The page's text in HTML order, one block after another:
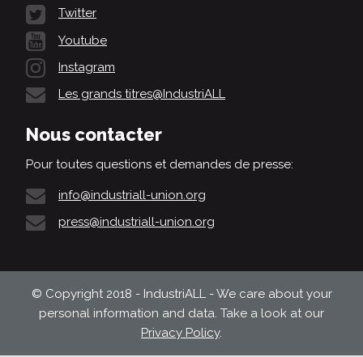
Twitter
Youtube
Instagram
Les grands titres@IndustriALL
Nous contacter
Pour toutes questions et demandes de presse:
info@industriall-union.org
press@industriall-union.org
© Copyright 2018 - IndustriALL - We care about your
personal information and data. Take a look at our
Privacy Policy.